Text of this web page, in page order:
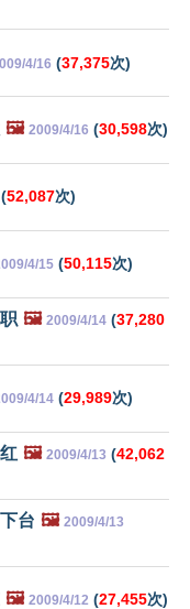
4/16 (37,375次)
🖼️ 2009/4/16 (30,598次)
(52,087次)
4/15 (50,115次)
🖼️ 2009/4/14 (37,280
4/14 (29,989次)
🖼️ 2009/4/13 (42,062
台 🖼️ 2009/4/13
🖼️ 2009/4/12 (27,455次)